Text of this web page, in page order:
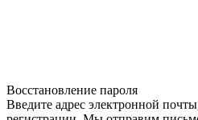
Восстановление пароля
Введите адрес электронной